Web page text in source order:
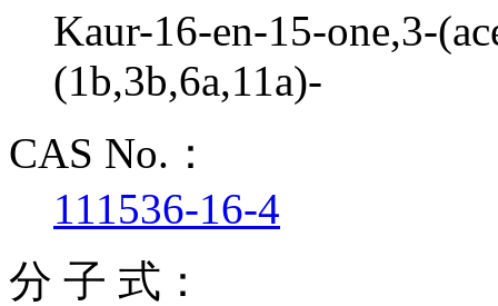
Kaur-16-en-15-one,3-
(1b,3b,6a,11a)-
CAS No.：
111536-16-4
分 子 式：